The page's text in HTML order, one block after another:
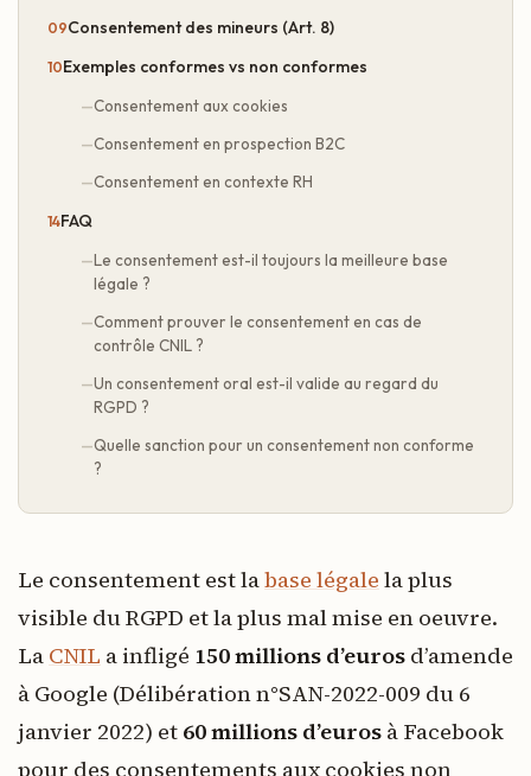
Consentement des mineurs (Art. 8)
Exemples conformes vs non conformes
Consentement aux cookies
Consentement en prospection B2C
Consentement en contexte RH
FAQ
Le consentement est-il toujours la meilleure base
légale ?
Comment prouver le consentement en cas de
contrôle CNIL ?
Un consentement oral est-il valide au regard du
RGPD ?
Quelle sanction pour un consentement non conforme
?
Le consentement est labase légale la plus
visible du RGPD et la plus mal mise en oeuvre.
La CNIL a infligé 150 millions d’euros d’amende
à Google (Délibération n°SAN-2022-009 du 6
janvier 2022) et 60 millions d’euros à Facebook
pour des consentements aux cookies non